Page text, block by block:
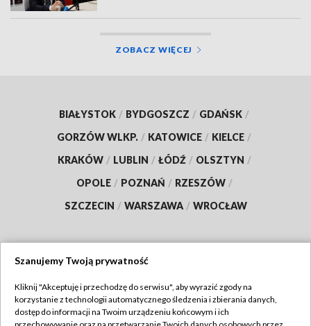
ZOBACZ WIĘCEJ
BIAŁYSTOK / BYDGOSZCZ / GDAŃSK /
GORZÓW WLKP. / KATOWICE / KIELCE /
KRAKÓW / LUBLIN / ŁÓDŹ / OLSZTYN /
OPOLE / POZNAŃ / RZESZÓW /
SZCZECIN / WARSZAWA / WROCŁAW
TVP
Szanujemy Twoją prywatność
Kliknij "Akceptuję i przechodzę do serwisu", aby wyrazić zgody na
korzystanie z technologii automatycznego śledzenia i zbierania danych,
dostęp do informacji na Twoim urządzeniu końcowym i ich